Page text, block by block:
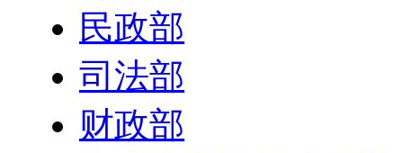
民政部
司法部
财政部